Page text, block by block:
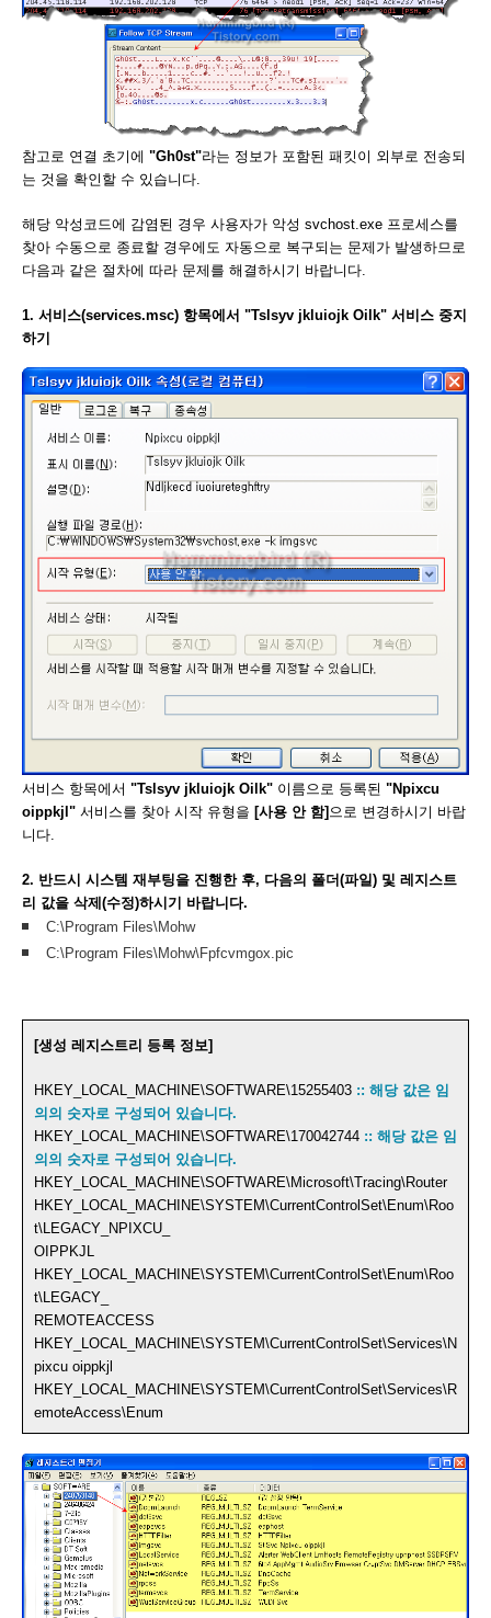
참고로 연결 초기에 "Gh0st"라는 정보가 포함된 패킷이 외부로 전송되
는 것을 확인할 수 있습니다.
해당 악성코드에 감염된 경우 사용자가 악성 svchost.exe 프로세스를
찾아 수동으로 종료할 경우에도 자동으로 복구되는 문제가 발생하므로
다음과 같은 절차에 따라 문제를 해결하시기 바랍니다.
1. 서비스(services.msc) 항목에서 "Tslsyv jkluiojk Oilk" 서비스 중지
하기
서비스 항목에서 "Tslsyv jkluiojk Oilk" 이름으로 등록된 "Npixcu
oippkjl" 서비스를 찾아 시작 유형을 [사용 안 함] 으로 변경하시기 바랍
니다.
2. 반드시 시스템 재부팅을 진행한 후, 다음의 폴더(파일) 및 레지스트
리 값을 삭제(수정)하시기 바랍니다.
C:\Program Files\Mohw
C:\Program Files\Mohw\Fpfcvmgox.pic
[생성 레지스트리 등록 정보]
HKEY_LOCAL_MACHINE\SOFTWARE\15255403 :: 해당 값은 임
의의 숫자로 구성되어 있습니다.
HKEY_LOCAL_MACHINE\SOFTWARE\170042744 :: 해당 값은 임
의의 숫자로 구성되어 있습니다.
HKEY_LOCAL_MACHINE\SOFTWARE\Microsoft\Tracing\Router
HKEY_LOCAL_MACHINE\SYSTEM\CurrentControlSet\Enum\Roo
t\LEGACY_NPIXCU_
OIPPKJL
HKEY_LOCAL_MACHINE\SYSTEM\CurrentControlSet\Enum\Roo
t\LEGACY_
REMOTEACCESS
HKEY_LOCAL_MACHINE\SYSTEM\CurrentControlSet\Services\N
pixcu oippkjl
HKEY_LOCAL_MACHINE\SYSTEM\CurrentControlSet\Services\R
emoteAccess\Enum